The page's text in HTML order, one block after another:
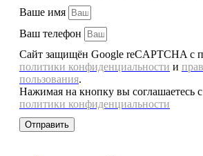
Ваше имя
Ваш телефон
Сайт защищён Google reCAPTCHA с
политики конфиденциальности и
пользования.
Нажимая на кнопку вы соглашаетесь
политики конфиденциальности
Отправить